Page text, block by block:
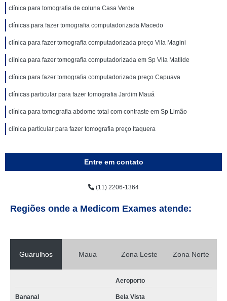
clínica para tomografia de coluna Casa Verde
clínicas para fazer tomografia computadorizada Macedo
clínica para fazer tomografia computadorizada preço Vila Magini
clínica para fazer tomografia computadorizada em Sp Vila Matilde
clínica para fazer tomografia computadorizada preço Capuava
clínicas particular para fazer tomografia Jardim Mauá
clínica para tomografia abdome total com contraste em Sp Limão
clínica particular para fazer tomografia preço Itaquera
Entre em contato
(11) 2206-1364
Regiões onde a Medicom Exames atende:
Guarulhos Maua Zona Leste Zona Norte
Aeroporto
Bananal Bela Vista